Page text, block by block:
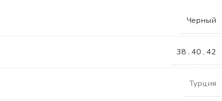
Черный
38 , 40 , 42
Турция